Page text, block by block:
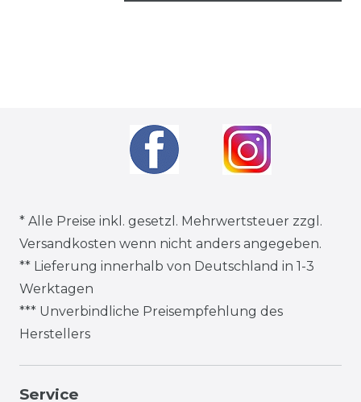
* Alle Preise inkl. gesetzl. Mehrwertsteuer zzgl.
Versandkosten wenn nicht anders angegeben.
** Lieferung innerhalb von Deutschland in 1-3
Werktagen
*** Unverbindliche Preisempfehlung des
Herstellers
Service